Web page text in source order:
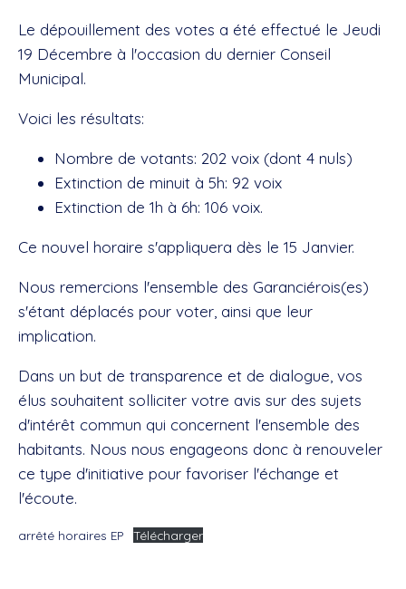
Le dépouillement des votes a été effectué le Jeudi
19 Décembre à l'occasion du dernier Conseil
Municipal.
Voici les résultats:
Nombre de votants: 202 voix (dont 4 nuls)
Extinction de minuit à 5h: 92 voix
Extinction de 1h à 6h: 106 voix.
Ce nouvel horaire s'appliquera dès le 15 Janvier.
Nous remercions l'ensemble des Garanciérois(es)
s'étant déplacés pour voter, ainsi que leur
implication.
Dans un but de transparence et de dialogue, vos
élus souhaitent solliciter votre avis sur des sujets
d'intérêt commun qui concernent l'ensemble des
habitants. Nous nous engageons donc à renouveler
ce type d'initiative pour favoriser l'échange et
l'écoute.
arrêté horaires EP Télécharger